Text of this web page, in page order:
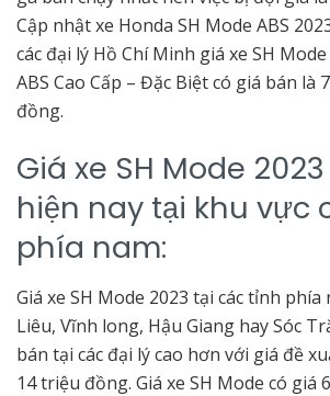
Cập nhật xe Honda SH Mode ABS
các đại lý Hồ Chí Minh giá xe SH
ABS Cao Cấp – Đặc Biệt có giá bán là
đồng.
Giá xe SH Mode
hiện nay tại khu vực
phía nam:
Giá xe SH Mode 2023 tại các tỉnh phía
Liêu, Vĩnh long, Hậu Giang hay Sóc
bán tại các đại lý cao hơn với giá đề
14 triệu đồng. Giá xe SH Mode có giá